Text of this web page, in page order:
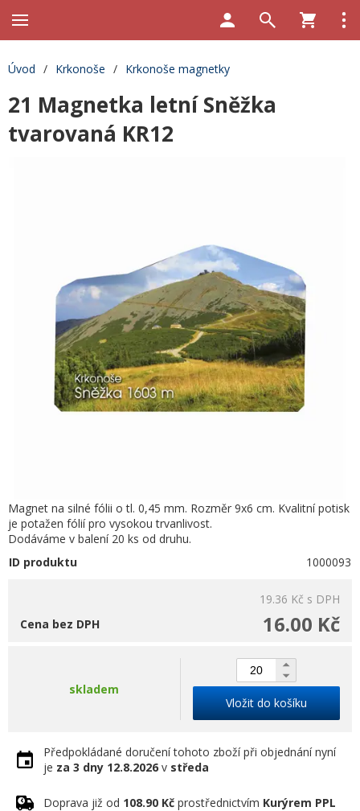
Úvod / Krkonoše / Krkonoše magnetky
21 Magnetka letní Sněžka
tvarovaná KR12
Magnet na silné fólii o tl. 0,45 mm. Rozměr 9x6 cm. Kvalitní potisk
je potažen fólií pro vysokou trvanlivost.
Dodáváme v balení 20 ks od druhu.
ID produktu
1000093
19.36 Kč s DPH
16.00 Kč
Cena bez DPH
skladem
Vložit do košíku
Předpokládané doručení tohoto zboží při objednání nyní
je za 3 dny 12.8.2026 v středa
Doprava již od 108.90 Kč prostřednictvím Kurýrem PPL